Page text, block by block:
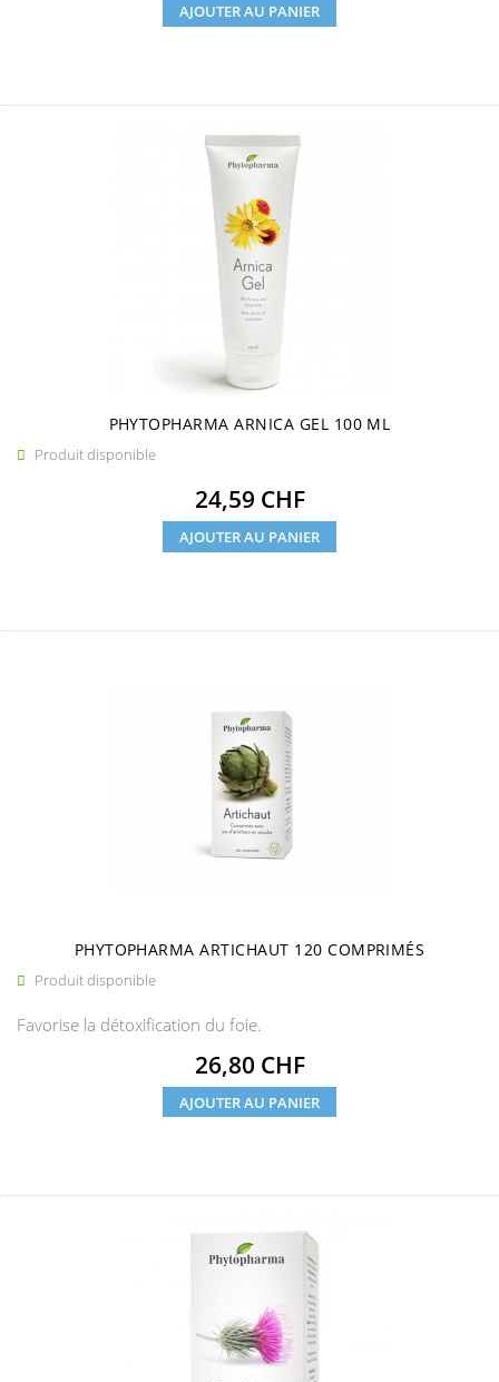
AJOUTER AU PANIER
PHYTOPHARMA ARNICA GEL 100 ML
 Produit disponible
Prix
24,59 CHF
AJOUTER AU PANIER
PHYTOPHARMA ARTICHAUT 120 COMPRIMÉS
 Produit disponible
Favorise la détoxification du foie.
Prix
26,80 CHF
AJOUTER AU PANIER